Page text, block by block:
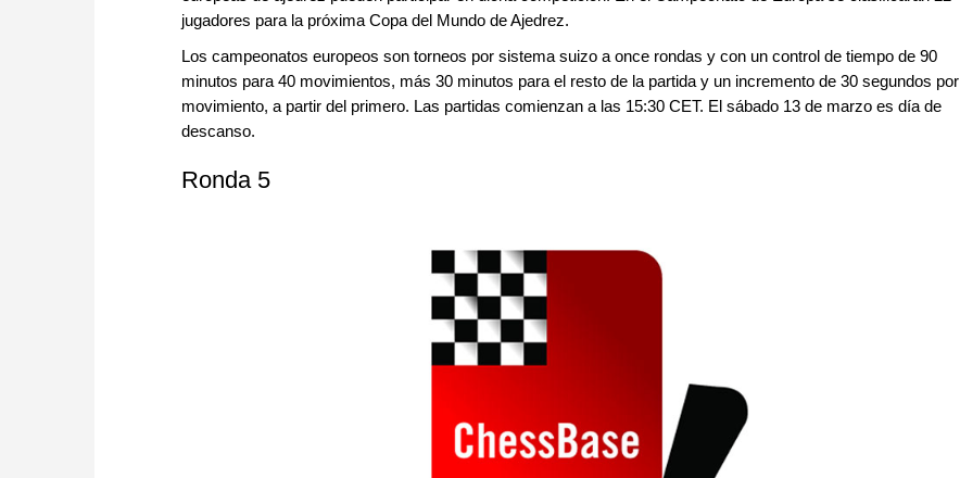
jugadores para la próxima Copa del Mundo de Ajedrez.
Los campeonatos europeos son torneos por sistema suizo a once rondas y con un control de tiempo de 90
minutos para 40 movimientos, más 30 minutos para el resto de la partida y un incremento de 30 segundos por
movimiento, a partir del primero. Las partidas comienzan a las 15:30 CET. El sábado 13 de marzo es día de
descanso.
Ronda 5